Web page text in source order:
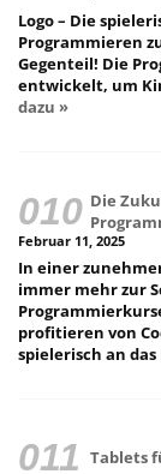
Logo – Die
Programmieren
Gegenteil! Die
entwickelt, um
dazu »
Die
Februar 11, 2025
In einer
immer mehr zur
profitieren von
spielerisch an das
Tablets